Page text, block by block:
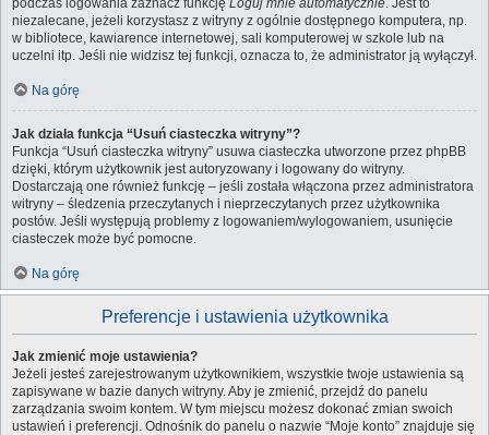
podczas logowania zaznacz funkcję Loguj mnie automatycznie. Jest to
niezalecane, jeżeli korzystasz z witryny z ogólnie dostępnego komputera, np.
w bibliotece, kawiarence internetowej, sali komputerowej w szkole lub na
uczelni itp. Jeśli nie widzisz tej funkcji, oznacza to, że administrator ją wyłączył.
Na górę
Jak działa funkcja “Usuń ciasteczka witryny”?
Funkcja “Usuń ciasteczka witryny” usuwa ciasteczka utworzone przez phpBB
dzięki, którym użytkownik jest autoryzowany i logowany do witryny.
Dostarczają one również funkcję – jeśli została włączona przez administratora
witryny – śledzenia przeczytanych i nieprzeczytanych przez użytkownika
postów. Jeśli występują problemy z logowaniem/wylogowaniem, usunięcie
ciasteczek może być pomocne.
Na górę
Preferencje i ustawienia użytkownika
Jak zmienić moje ustawienia?
Jeżeli jesteś zarejestrowanym użytkownikiem, wszystkie twoje ustawienia są
zapisywane w bazie danych witryny. Aby je zmienić, przejdź do panelu
zarządzania swoim kontem. W tym miejscu możesz dokonać zmian swoich
ustawień i preferencji. Odnośnik do panelu o nazwie “Moje konto” znajduje się